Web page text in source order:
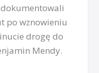
po wznowieniu
drogę do
Mendy.